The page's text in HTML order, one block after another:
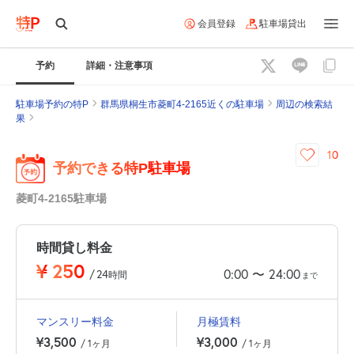
会員登録 駐車場貸出
予約 詳細・注意事項
駐車場予約の特P 群馬県桐生市菱町4-2165近くの駐車場
周辺の検索結
果
予約できる特P駐車場
菱町4-2165駐車場
10
時間貸し料金
¥ 250 /24時間 0:00 〜 24:00 まで
マンスリー料金
¥3,500 / 1ヶ月
月極賃料
¥3,000 / 1ヶ月